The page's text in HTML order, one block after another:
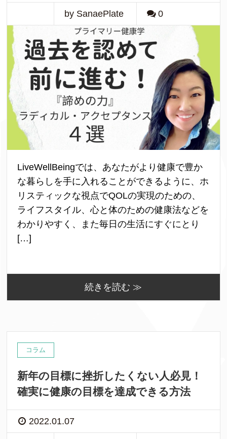
by SanaePlate 0
LiveWellBeingでは、あなたがより健康で豊か
な暮らしを手に入れることができるように、ホ
リスティックな視点でQOLの実現のための、
ライフスタイル、心と体のための健康法などを
わかりやすく、また毎日の生活にすぐにとり
[…]
続きを読む ≫
コラム
新年の目標に挫折したくない人必見！
確実に健康の目標を達成できる方法
2022.01.07